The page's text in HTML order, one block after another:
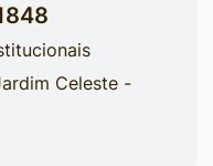
Celeste -